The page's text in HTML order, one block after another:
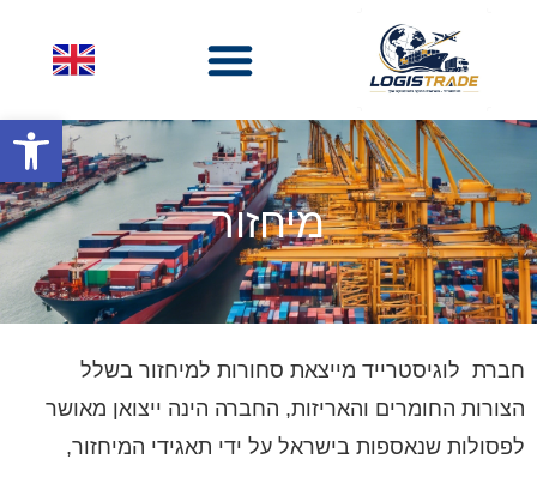
פתח
מיחזור
חברת לוגיסטרייד מייצאת סחורות למיחזור בשלל
הצורות החומרים והאריזות, החברה הינה ייצואן מאושר
לפסולות שנאספות בישראל על ידי תאגידי המיחזור,